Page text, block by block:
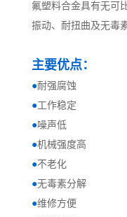
氟塑料合金具有无可
振动、耐扭曲及无毒
主要优点：
●耐强腐蚀
●工作稳定
●噪声低
●机械强度高
●不老化
●无毒素分解
●维修方便